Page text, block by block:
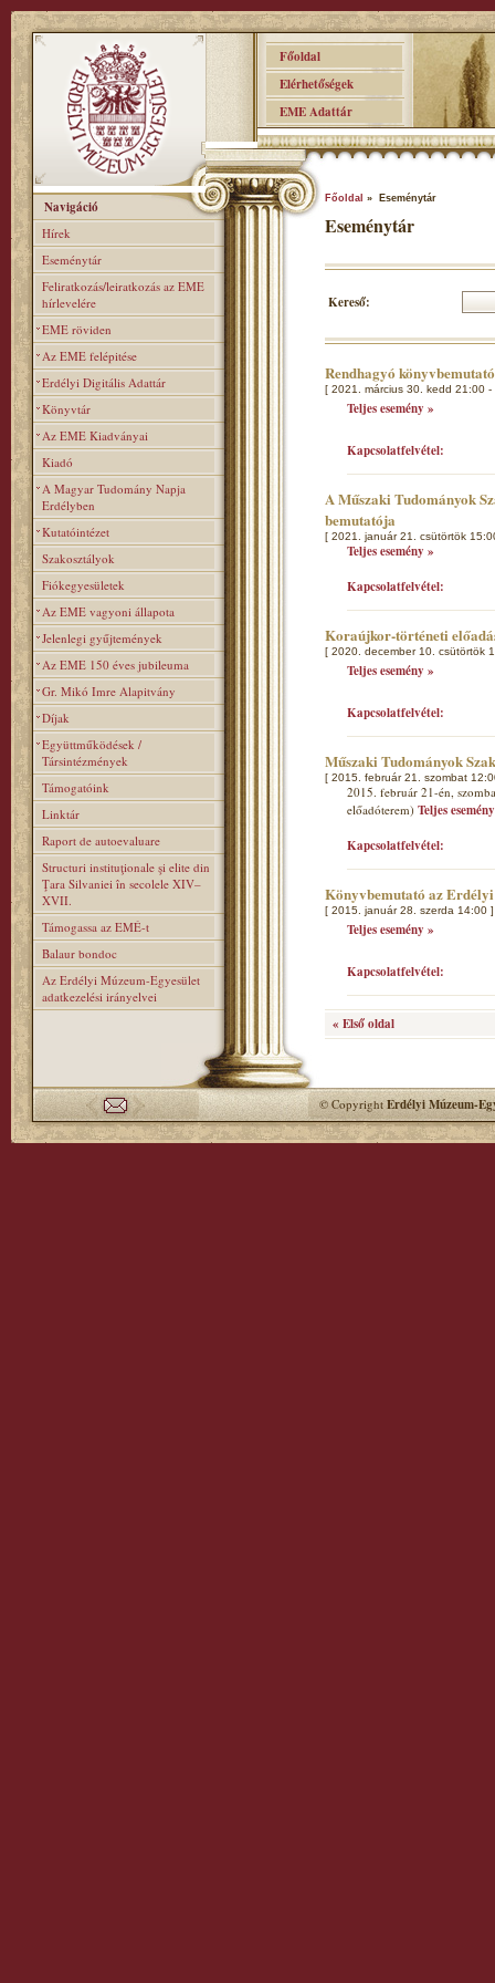
Főoldal
Elérhetőségek
EME Adattár
Navigáció
Hírek
Eseménytár
Feliratkozás/leiratkozás az EME
hírlevelére
EME röviden
Az EME felépitése
Erdélyi Digitális Adattár
Könyvtár
Az EME Kiadványai
Kiadó
A Magyar Tudomány Napja
Erdélyben
Kutatóintézet
Szakosztályok
Fiókegyesületek
Az EME vagyoni állapota
Jelenlegi gyűjtemények
Az EME 150 éves jubileuma
Gr. Mikó Imre Alapitvány
Díjak
Együttműködések /
Társintézmények
Támogatóink
Linktár
Raport de autoevaluare
Structuri instituţionale şi elite din
Ţara Silvaniei în secolele XIV–
XVII.
Támogassa az EMÉ-t
Balaur bondoc
Az Erdélyi Múzeum-Egyesület
adatkezelési irányelvei
Főoldal » Eseménytár
Eseménytár
Kereső:
Rendhagyó
[ 2021. március 30. kedd 21:00
Teljes esemény »
Kapcsolatfelvétel:
A Műszaki Tudományok
bemutatója
[ 2021. január 21. csütörtök
Teljes esemény »
Kapcsolatfelvétel:
Koraújkor-történeti
[ 2020. december 10. csütörtök
Teljes esemény »
Kapcsolatfelvétel:
Műszaki Tudományok
[ 2015. február 21. szombat
2015. február 21-én,
előadóterem) Teljes
Kapcsolatfelvétel:
Könyvbemutató az
[ 2015. január 28. szerda 14:00 ]
Teljes esemény »
Kapcsolatfelvétel:
« Első oldal
© CopyrightErdélyi Múzeum-